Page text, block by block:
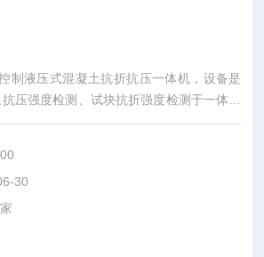
压强度检测、试块抗折强度检测于一体的
验机，额定试验力 300kN（30 吨），采
强度、抗折强度，生成、存储、打印试验
混凝土试块完成标准力学性能检验，满足
站、质检机构国标检测
30